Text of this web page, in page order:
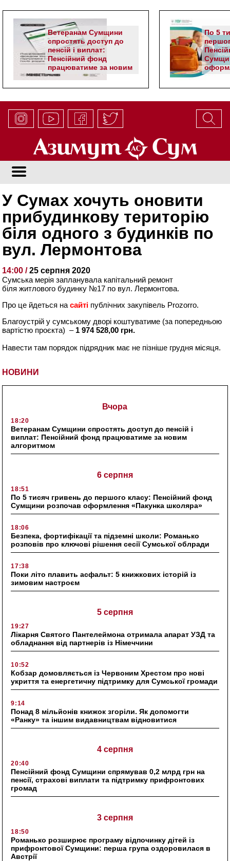
Ветеранам Сумщини
спростять доступ до
пенсій і виплат:
Пенсійний фонд
працюватиме за новим
алгоритмом
По 5
НОВИНИ
Вчора
18:20
Ветеранам Сумщини спростять доступ до пенсій і
виплат: Пенсійний фонд працюватиме за новим
алгоритмом
6 серпня
18:51
По 5 тисяч гривень до першого класу: Пенсійний фонд
Сумщини розпочав оформлення «Пакунка школяра»
18:06
Безпека, фортифікації та підземні школи: Романько
розповів про ключові рішення сесії Сумської облради
17:38
Поки літо плавить асфальт: 5 книжкових історій із
зимовим настроєм
5 серпня
19:27
Лікарня Святого Пантелеймона отримала апарат УЗД та
обладнання від партнерів із Німеччини
10:52
Кобзар домовляється із Червоним Хрестом про нові
укриття та енергетичну підтримку для Сумської громади
9:14
Понад 8 мільйонів книжок згоріли. Як допомогти
«Ранку» та іншим видавництвам відновитися
4 серпня
20:40
Пенсійний фонд Сумщини спрямував 0,2 млрд грн на
пенсії, страхові виплати та підтримку прифронтових
громад
3 серпня
18:50
Романько розширює програму відпочинку дітей із
прифронтової Сумщини: перша група оздоровилася в
Австрії
У Сумах хочуть оновити
прибудинкову територію
біля одного з будинків по
вул. Лермонтова
14:00 /25 серпня 2020
Сумська мерія запланувала капітальний ремонт
біля житлового будинку №17 по вул. Лермонтова.
Про це йдеться насайті публічних закупівель Prozorro.
Благоустрій у сумському дворі коштуватиме (за попередньою
вартістю проєкта) – 1 974 528,00 грн.
Навести там порядок підрядник має не пізніше грудня місяця.